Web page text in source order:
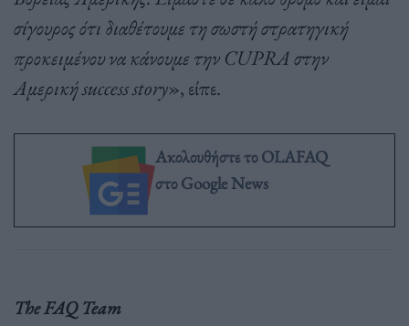
σίγουρος ότι διαθέτουμε τη σωστή στρατηγική
προκειμένου να κάνουμε την CUPRA στην
Αμερική success story», είπε.
Ακολουθήστε το OLAFAQ
στο Google News
The FAQ Team